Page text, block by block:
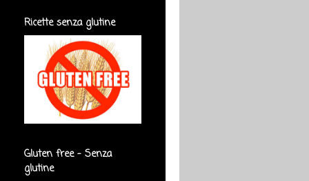
Ricette senza glutine
Gluten free - Senza
glutine